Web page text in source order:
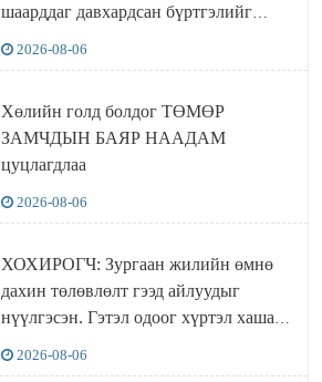
шаарддаг давхардсан бүртгэлийг
2026-08-06
Хөлийн голд болдог ТӨМӨР
ЗАМЧДЫН БАЯР НААДАМ
цуцлагдлаа
2026-08-06
ХОХИРОГЧ: Зургаан жилийн өмнө
дахин төлөвлөлт гээд айлуудыг
нүүлгэсэн. Гэтэл одоог хүртэл хашаа
2026-08-06